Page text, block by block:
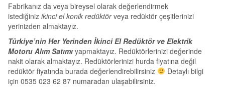
Fabrikanız da veya bireysel olarak değerlendirmek
istediğiniz ikinci el konik redüktörveya redüktör çeşitlerinizi
yerinizden almaktayız.
Türkiye’nin Her Yerinden İkinci El Redüktör ve Elektrik
Motoru Alım Satımı yapmaktayız. Redüktörlerinizi değerinde
nakit olarak almaktayız. Redüktörlerinizi hurda fiyatına değil
redüktör fiyatında burada değerlendirebilirsiniz
Detaylı bilgi
için 0535 023 62 87 numaradan ulaşabilirsiniz.